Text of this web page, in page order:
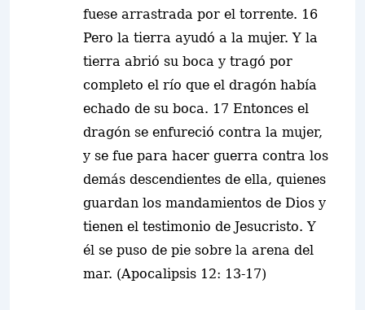
fuese arrastrada por el torrente. 16
Pero la tierra ayudó a la mujer. Y la
tierra abrió su boca y tragó por
completo el río que el dragón había
echado de su boca. 17 Entonces el
dragón se enfureció contra la mujer,
y se fue para hacer guerra contra los
demás descendientes de ella, quienes
guardan los mandamientos de Dios y
tienen el testimonio de Jesucristo. Y
él se puso de pie sobre la arena del
mar. (Apocalipsis 12: 13-17)